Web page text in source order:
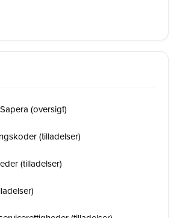
(oversigt)
(tilladelser)
(tilladelser)